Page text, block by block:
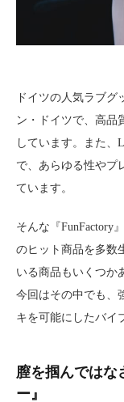
ドイツの人気ラブグ
ン・ドイツで、高品
しています。また、
で、あらゆる性やプ
ています。
そんな『FunFactory
のヒット商品を多数
いる商品もいくつか
今回はその中でも、
キを可能にしたバイ
膣を掴んではな
ー』